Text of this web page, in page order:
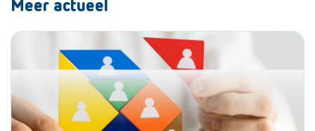
Meer actueel